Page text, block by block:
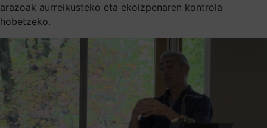
arazoak aurreikusteko eta ekoizpenaren kontrola
hobetzeko.